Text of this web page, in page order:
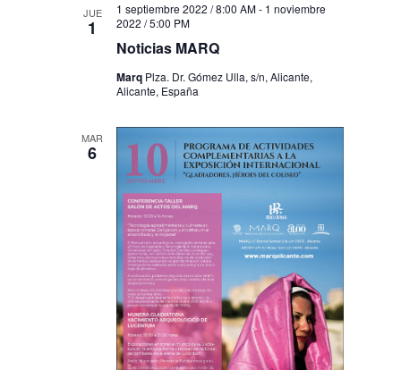
JUE
1
Noticias MARQ
1 septiembre 2022 / 8:00 AM- 1 noviembre
2022 / 5:00 PM
Marq Plza. Dr. Gómez Ulla, s/n, Alicante,
Alicante, España
MAR
6